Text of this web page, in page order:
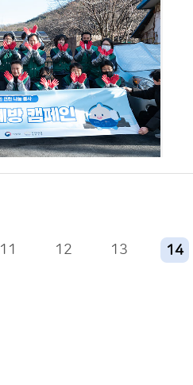
11 12 13 14